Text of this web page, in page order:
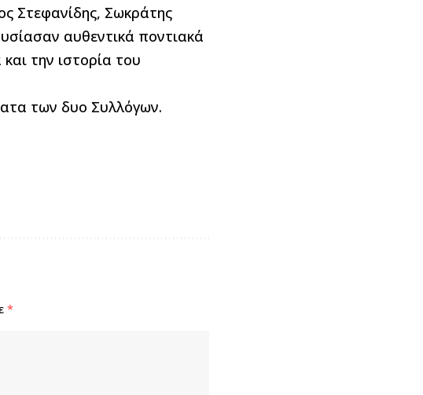
Στεφανίδης, Σωκράτης
αυθεντικά ποντιακά
την ιστορία του
των δυο Συλλόγων.
*